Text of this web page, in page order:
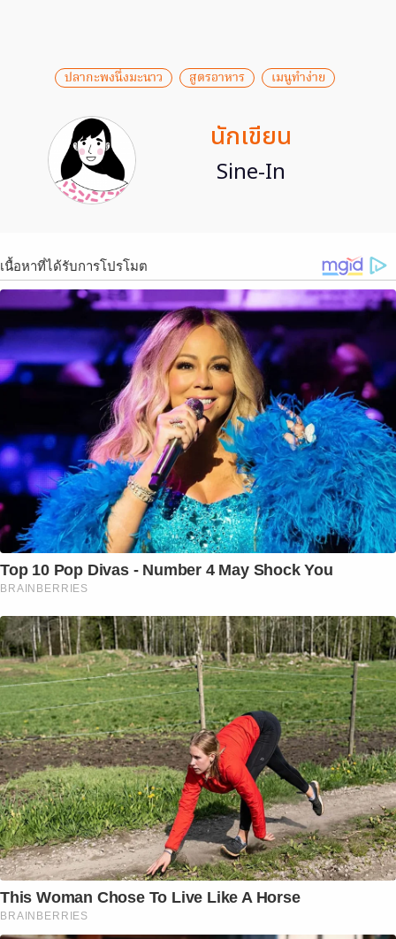
ปลากะพงนึ่งมะนาว สูตรอาหาร เมนูทำง่าย
นักเขียน
Sine-In
เนื้อหาที่ได้รับการโปรโมต
Top 10 Pop Divas - Number 4 May Shock You
BRAINBERRIES
This Woman Chose To Live Like A Horse
BRAINBERRIES